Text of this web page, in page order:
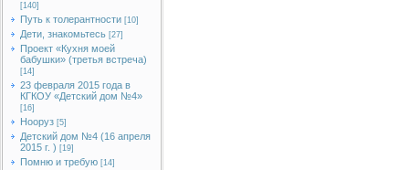
[140]
Путь к толерантности [10]
Дети, знакомьтесь [27]
Проект «Кухня моей
бабушки» (третья встреча)
[14]
23 февраля 2015 года в
КГКОУ «Детский дом №4»
[16]
Нооруз [5]
Детский дом №4 (16 апреля
2015 г. ) [19]
Помню и требую [14]